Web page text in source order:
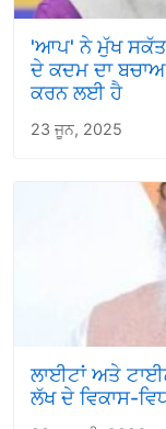
'ਆਪ' ਨੇ ਮੁੱਖ
ਦੇ ਕਦਮ ਦਾ ਬਚਾਅ
ਕਰਨ ਲਈ ਹੈ
23 ਜੂਨ, 2025
ਲਾਈਟਾਂ ਅਤੇ
ਲੱਖ ਦੇ ਵਿਕਾਸ-